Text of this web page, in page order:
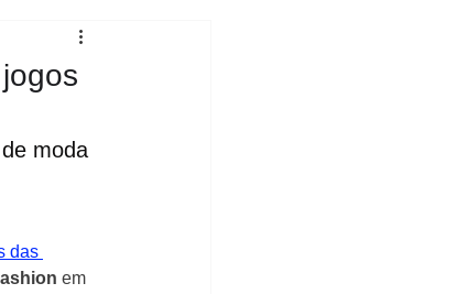
Peças-chave
moda
das
em